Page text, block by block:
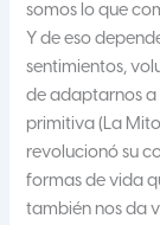
somos lo que
Y de eso
sentimientos,
de adaptarnos a
primitiva (La
revolucionó su
formas de vida
también nos da